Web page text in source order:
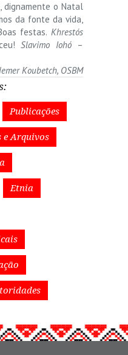
dignamente o Natal
da fonte da vida,
festas. Khrestós
Slavimo Iohó –
Koubetch, OSBM
Publicações
e Arquivos
Etnia